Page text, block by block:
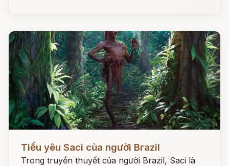
Đọc ngay
Tiểu yêu Saci của người Brazil
Trong truyền thuyết của người Brazil, Saci là